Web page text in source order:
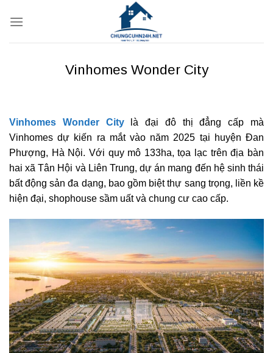
qua
Vinhomes Wonder City
Vinhomes Wonder Citylà đại đô thị đẳng cấp mà
Vinhomes dự kiến ra mắt vào năm 2025 tại huyện Đan
Phượng, Hà Nội. Với quy mô 133ha, tọa lạc trên địa bàn
hai xã Tân Hội và Liên Trung, dự án mang đến hệ sinh thái
bất động sản đa dạng, bao gồm biệt thự sang trọng, liền kề
hiện đại, shophouse sầm uất và chung cư cao cấp.